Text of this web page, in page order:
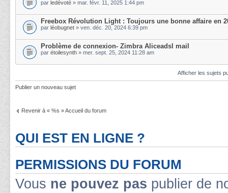
par ledévoté » mar. févr. 11, 2025 1:44 pm
Freebox Révolution Light : Toujours une bonne affaire en
par léobugnet » ven. déc. 20, 2024 6:39 pm
Problème de connexion- Zimbra Aliceadsl mail
par étoilesynth » mer. sept. 25, 2024 11:28 am
Afficher les sujets
Publier un nouveau sujet
Revenir à « %s » Accueil du forum
QUI EST EN LIGNE ?
PERMISSIONS DU FORUM
Vous ne pouvez pas publier de